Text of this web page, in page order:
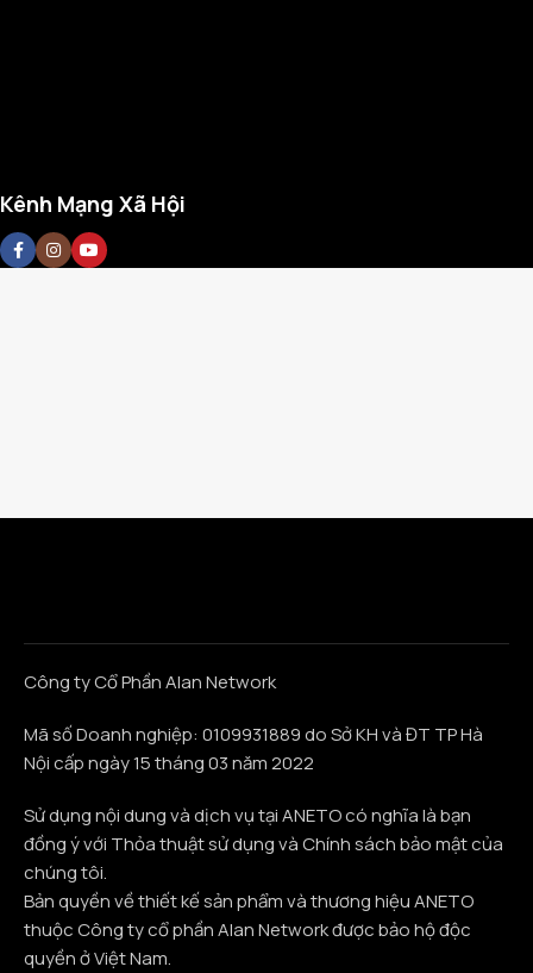
Kênh Mạng Xã Hội
Công ty Cổ Phần Alan Network
Mã số Doanh nghiệp: 0109931889 do Sở KH và ĐT TP Hà
Nội cấp ngày 15 tháng 03 năm 2022
Sử dụng nội dung và dịch vụ tại ANETO có nghĩa là bạn
đồng ý với Thỏa thuật sử dụng và Chính sách bảo mật của
chúng tôi.
Bản quyền về thiết kế sản phẩm và thương hiệu ANETO
thuộc Công ty cổ phần Alan Network được bảo hộ độc
quyền ở Việt Nam.